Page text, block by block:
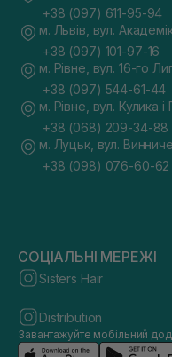
+38 (097) 611-95-94
м. Львів, вул.
+38 (097) 101-97-16
м. Рівне, вул. 16-го
+38 (097) 544-61-44
м. Рівне, вул. Кулика
+38 (068) 209-34-88
м. Луцьк, вул.
+38 (098) 076-60-62
СОЦІАЛЬНІ МЕРЕЖІ
Sisters Hair
Distribution
Завантажуйте мобільний